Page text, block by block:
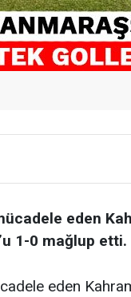
eden
1-0 mağlup etti.
eden